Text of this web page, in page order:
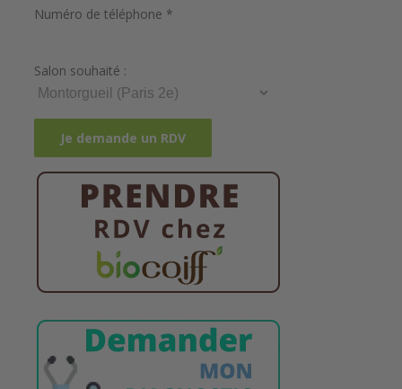
Numéro de téléphone *
Salon souhaité :